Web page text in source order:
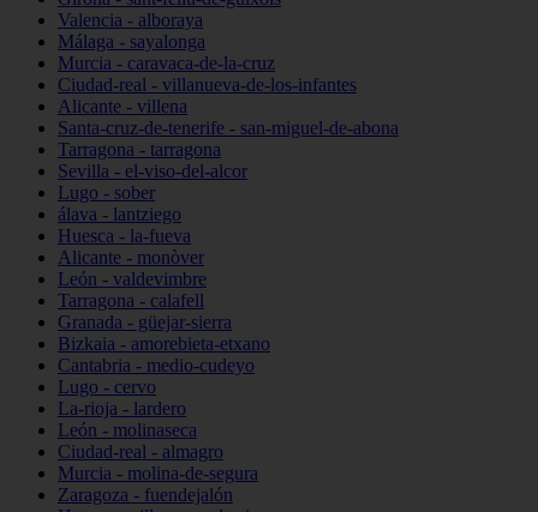
Valencia - alboraya
Málaga - sayalonga
Murcia - caravaca-de-la-cruz
Ciudad-real - villanueva-de-los-infantes
Alicante - villena
Santa-cruz-de-tenerife - san-miguel-de-abona
Tarragona - tarragona
Sevilla - el-viso-del-alcor
Lugo - sober
álava - lantziego
Huesca - la-fueva
Alicante - monòver
León - valdevimbre
Tarragona - calafell
Granada - güejar-sierra
Bizkaia - amorebieta-etxano
Cantabria - medio-cudeyo
Lugo - cervo
La-rioja - lardero
León - molinaseca
Ciudad-real - almagro
Murcia - molina-de-segura
Zaragoza - fuendejalón